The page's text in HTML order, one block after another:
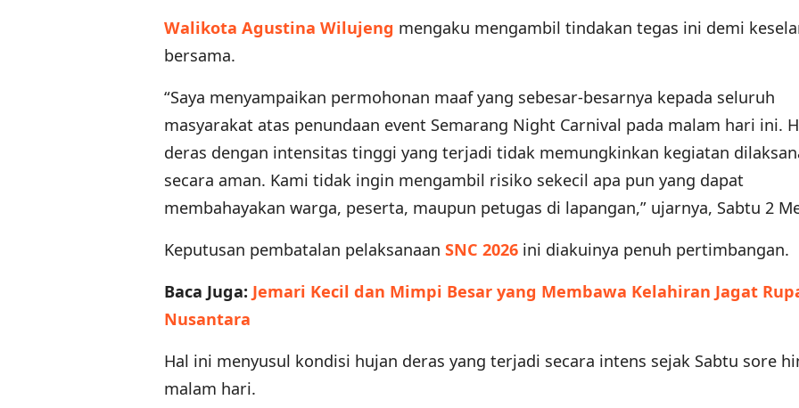
Walikota Agustina Wilujeng mengaku mengambil tindakan tegas ini demi
bersama.
“Saya menyampaikan permohonan maaf yang sebesar-besarnya kepada seluruh
masyarakat atas penundaan event Semarang Night Carnival pada malam hari ini.
deras dengan intensitas tinggi yang terjadi tidak memungkinkan kegiatan
secara aman. Kami tidak ingin mengambil risiko sekecil apa pun yang dapat
membahayakan warga, peserta, maupun petugas di lapangan,” ujarnya, Sabtu 2
Keputusan pembatalan pelaksanaan SNC 2026 ini diakuinya penuh pertimbangan.
Baca Juga: Jemari Kecil dan Mimpi Besar yang Membawa Kelahiran Jagat
Nusantara
Hal ini menyusul kondisi hujan deras yang terjadi secara intens sejak Sabtu sore
malam hari.